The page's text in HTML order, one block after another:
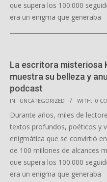
que supera los 100.000
era un enigma que generaba
La escritora misteriosa
muestra su belleza y
podcast
2025-
10-
11
IN: UNCATEGORIZED WITH: 0
Durante años, miles de
textos profundos, poéticos y
enigmática que se convirtió
de 100 millones de alcances
que supera los 100.000
era un enigma que generaba